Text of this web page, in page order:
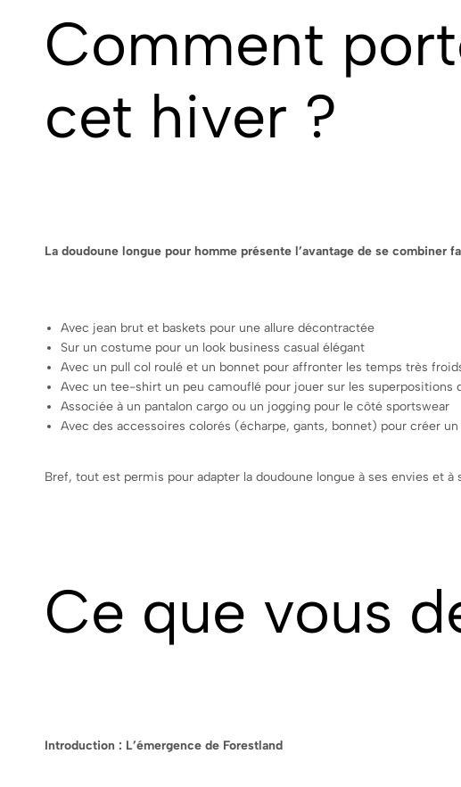
Comment
cet hiver ?
La doudoune longue pour homme présente l’avantage de se
Avec jean brut et baskets pour une allure décontractée
Sur un costume pour un look business casual élégant
Avec un pull col roulé et un bonnet pour affronter les temps très
Avec un tee-shirt un peu camouflé pour jouer sur les superpositions
Associée à un pantalon cargo ou un jogging pour le côté sportswear
Avec des accessoires colorés (écharpe, gants, bonnet) pour créer
Bref, tout est permis pour adapter la doudoune longue à ses envies et
Ce que vous
Introduction : L’émergence de Forestland